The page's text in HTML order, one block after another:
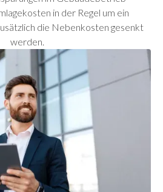
in der Regel um ein
die Nebenkosten gesenkt
werden.